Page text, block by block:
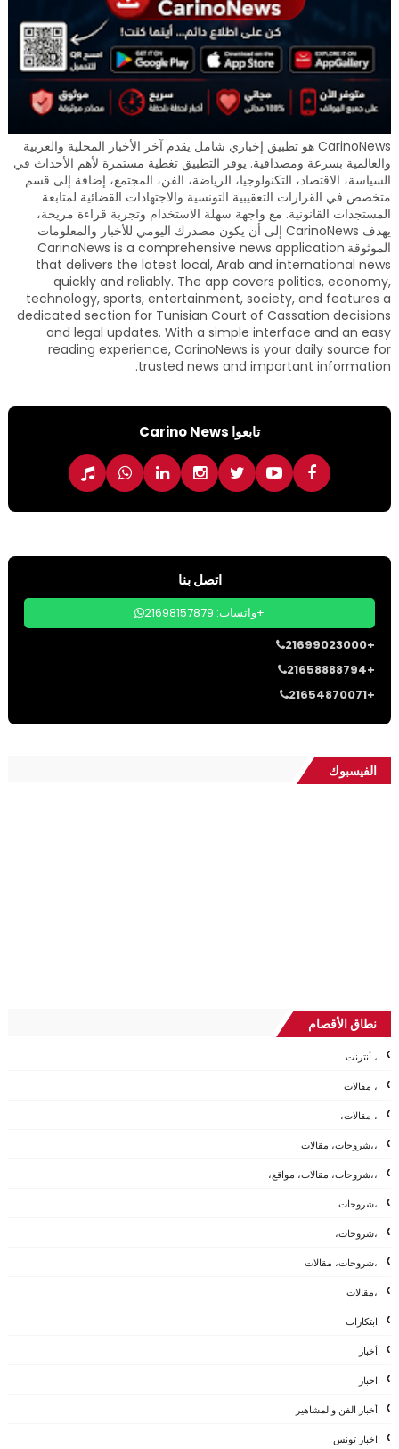
CarinoNews هو تطبيق إخباري شامل يقدم آخر الأخبار المحلية والعربية
والعالمية بسرعة ومصداقية. يوفر التطبيق تغطية مستمرة لأهم الأحداث في
السياسة، الاقتصاد، التكنولوجيا، الرياضة، الفن، المجتمع، إضافة إلى قسم
متخصص في القرارات التعقيبية التونسية والاجتهادات القضائية لمتابعة
المستجدات القانونية. مع واجهة سهلة الاستخدام وتجربة قراءة مريحة،
يهدف CarinoNews إلى أن يكون مصدرك اليومي للأخبار والمعلومات
الموثوقة.CarinoNews is a comprehensive news application
that delivers the latest local, Arab and international news
quickly and reliably. The app covers politics, economy,
technology, sports, entertainment, society, and features a
dedicated section for Tunisian Court of Cassation decisions
and legal updates. With a simple interface and an easy
reading experience, CarinoNews is your daily source for
trusted news and important information.
تابعوا Carino News
اتصل بنا
واتساب: 21698157879+
21699023000+
21658888794+
21654870071+
الفيسبوك
نطاق الأقصام
، أنترنت
، مقالات
، مقالات،
،،شروحات، مقالات
،،شروحات، مقالات، مواقع،
،شروحات
،شروحات،
،شروحات، مقالات
،مقالات
ابتكارات
أخبار
اخبار
أخبار الفن والمشاهير
اخبار تونس